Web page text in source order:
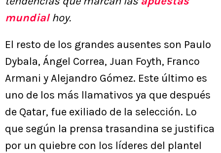
mundialhoy.
El resto de los grandes ausentes son Paulo
Dybala, Ángel Correa, Juan Foyth, Franco
Armani y Alejandro Gómez. Este último es
uno de los más llamativos ya que después
de Qatar, fue exiliado de la selección. Lo
que según la prensa trasandina se justifica
por un quiebre con los líderes del plantel